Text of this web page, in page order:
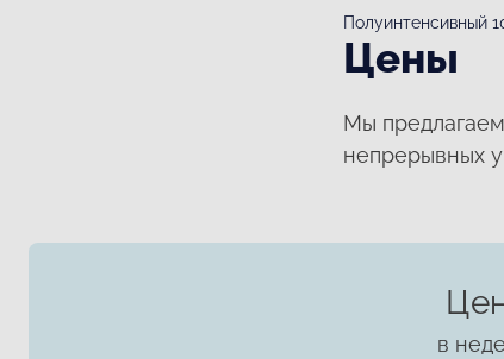
Полуинтенсивный
Цены
Мы
непрерывных
в